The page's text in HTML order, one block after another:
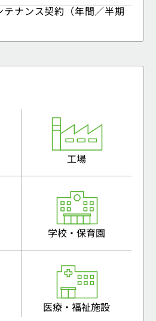
テナンス契約（年間／半期
工場
学校・保育園
医療・福祉施設